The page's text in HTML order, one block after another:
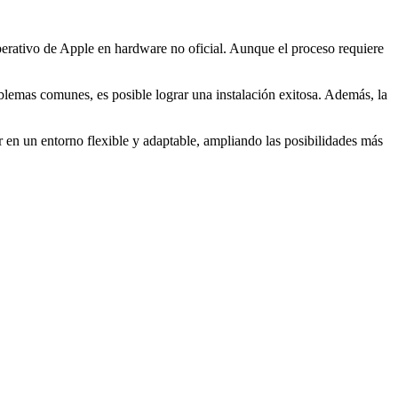
de Apple en hardware no oficial. Aunque el proceso requiere
comunes, es posible lograr una instalación exitosa. Además, la
un entorno flexible y adaptable, ampliando las posibilidades más